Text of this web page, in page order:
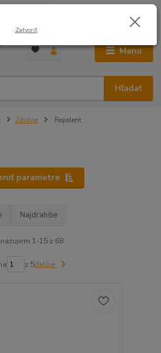
Menu
Hľadať
0,00 €
Zdravie Repelent
parametre
Najdrahšie
1-15 z 68
z 5ďalšie
Zatvoriť